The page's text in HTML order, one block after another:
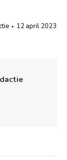
12 april 2023